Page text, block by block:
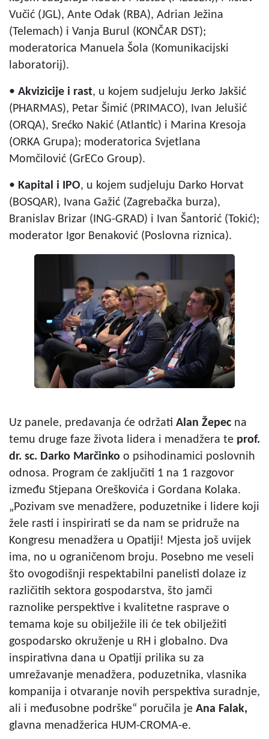
Vučić (JGL), Ante Odak (RBA), Adrian Ježina
(Telemach) i Vanja Burul (KONČAR DST);
moderatorica Manuela Šola (Komunikacijski
laboratorij).
• Akvizicije i rast, u kojem sudjeluju Jerko Jakšić
(PHARMAS), Petar Šimić (PRIMACO), Ivan Jelušić
(ORQA), Srećko Nakić (Atlantic) i Marina Kresoja
(ORKA Grupa); moderatorica Svjetlana
Momčilović (GrECo Group).
• Kapital i IPO, u kojem sudjeluju Darko Horvat
(BOSQAR), Ivana Gažić (Zagrebačka burza),
Branislav Brizar (ING-GRAD) i Ivan Šantorić (Tokić);
moderator Igor Benaković (Poslovna riznica).
Uz panele, predavanja će održati Alan Žepec na
temu druge faze života lidera i menadžera te prof.
dr. sc. Darko Marčinko o psihodinamici poslovnih
odnosa. Program će zaključiti 1 na 1 razgovor
između Stjepana Oreškovića i Gordana Kolaka.
„Pozivam sve menadžere, poduzetnike i lidere koji
žele rasti i inspirirati se da nam se pridruže na
Kongresu menadžera u Opatiji! Mjesta još uvijek
ima, no u ograničenom broju. Posebno me veseli
što ovogodišnji respektabilni panelisti dolaze iz
različitih sektora gospodarstva, što jamči
raznolike perspektive i kvalitetne rasprave o
temama koje su obilježile ili će tek obilježiti
gospodarsko okruženje u RH i globalno. Dva
inspirativna dana u Opatiji prilika su za
umrežavanje menadžera, poduzetnika, vlasnika
kompanija i otvaranje novih perspektiva suradnje,
ali i međusobne podrške“ poručila je Ana Falak,
glavna menadžerica HUM-CROMA-e.